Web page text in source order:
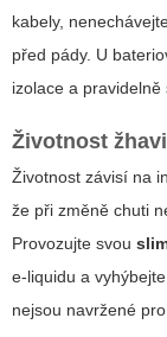
kabely,
před pády. U
izolace a
Životnost
Životnost závisí na
že při změně chuti
Provozujte svou
e-liquidu a
nejsou navržené